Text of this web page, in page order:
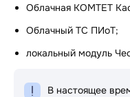
Облачная КОМТЕТ
Облачный ТС ПИоТ;
локальный модуль
В настоящее